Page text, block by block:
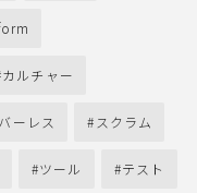
カルチャー
ーレス スクラム
ツール テスト